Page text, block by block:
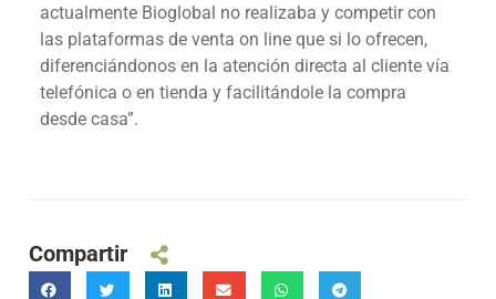
actualmente Bioglobal no realizaba y competir con
las plataformas de venta on line que si lo ofrecen,
diferenciándonos en la atención directa al cliente vía
telefónica o en tienda y facilitándole la compra
desde casa”.
Compartir